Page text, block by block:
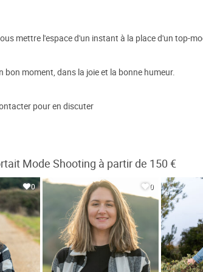
mettre l'espace d'un instant à la place d'un top-
bon moment, dans la joie et la bonne humeur.
pour en discuter
Mode Shooting à partir de 150 €
0 0